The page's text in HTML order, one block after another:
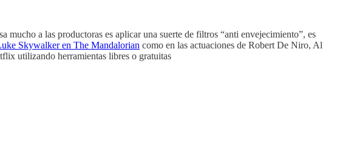
a las productoras es aplicar una suerte de filtros “anti envejecimiento”, es
Skywalker en The Mandalorian como en las actuaciones de Robert De Niro, Al
utilizando herramientas libres o gratuitas